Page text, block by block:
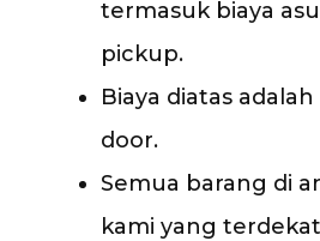
termasuk biaya
pickup.
Biaya diatas
door.
Semua barang di
kami yang